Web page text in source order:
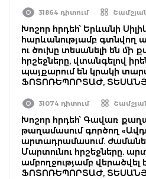
31864 դիտում
Խոշոր հրդեհ՝ Երևանի
հարևանությամբ գտնվող
ու ծուխը տեսանելի են մի
հրշեջները, վտանգելով
պայքարում են կրակի
ՖՈՏՈՌԵՊՈՐՏԱԺ,
31074 դիտում
Խոշոր հրդեհ՝ Գավառ
թաղամասում գործող
արտադրամասում.
Մարտունու հրշեջները.
ամբողջությամբ վերածվել
ՖՈՏՈՌԵՊՈՐՏԱԺ,